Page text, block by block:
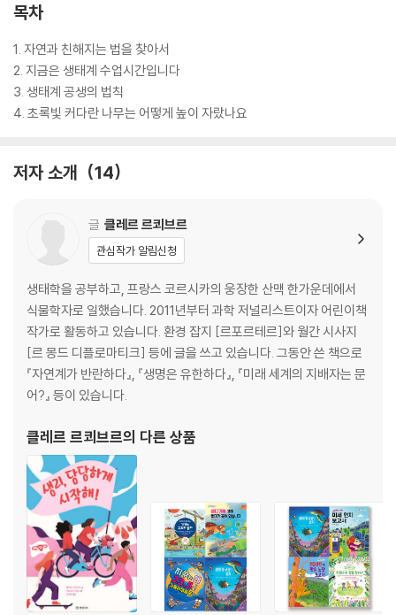
목차
1. 자연과 친해지는 법을 찾아서
2. 지금은 생태계 수업시간입니다
3. 생태계 공생의 법칙
4. 초록빛 커다란 나무는 어떻게 높이 자랐나요
저자 소개 14
글 클레르 르쾨브르
관심작가 알림신청
생태학을 공부하고, 프랑스 코르시카의 웅장한 산맥 한가운데에서
식물학자로 일했습니다. 2011년부터 과학 저널리스트이자 어린이책
작가로 활동하고 있습니다. 환경 잡지 [르포르테르]와 월간 시사지
[르 몽드 디플로마티크] 등에 글을 쓰고 있습니다. 그동안 쓴 책으로
『자연계가 반란하다』, 『생명은 유한하다』, 『미래 세계의 지배자는 문
어?』 등이 있습니다.
클레르 르쾨브르의 다른 상품